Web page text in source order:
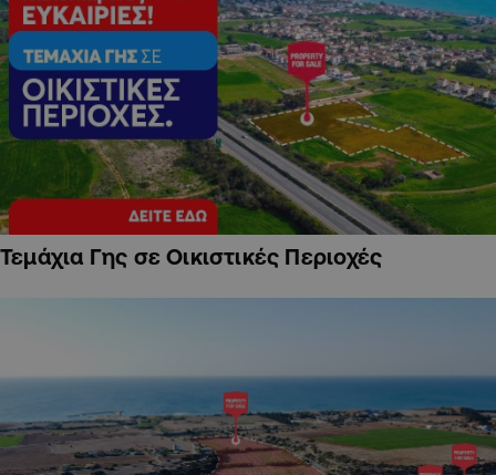
Τεμάχια Γης σε Οικιστικές Περιοχές